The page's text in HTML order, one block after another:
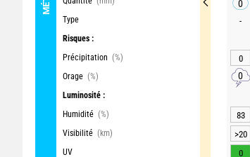
Type
Risques :
Précipitation (%)
Orage (%)
Luminosité :
Humidité (%)
Visibilité (km)
UV
0
-
0
0
83
>20
0